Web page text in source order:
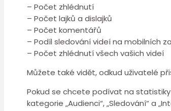
– Počet zhlédnutí
– Počet lajků a dislajků
– Počet komentářů
– Podíl sledování videí na mobilních
– Počet zhlédnutí všech vašich videí
Můžete také vidět, odkud uživatelé
Pokud se chcete podívat na
kategorie „Audienci“, „Sledování“ a